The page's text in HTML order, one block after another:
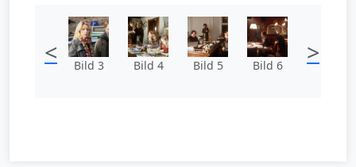
< Bild 3 Bild 4 Bild 5 Bild 6 >